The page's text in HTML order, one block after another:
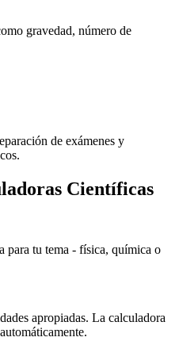
gravedad, número de
de exámenes y
Científicas
para tu tema - física, química o
apropiadas. La calculadora